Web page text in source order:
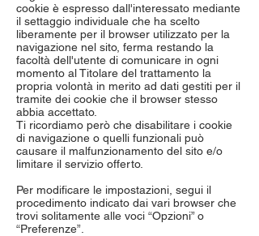
cookie è espresso dall'interessato mediante
il settaggio individuale che ha scelto
liberamente per il browser utilizzato per la
navigazione nel sito, ferma restando la
facoltà dell'utente di comunicare in ogni
momento al Titolare del trattamento la
propria volontà in merito ad dati gestiti per il
tramite dei cookie che il browser stesso
abbia accettato.
Ti ricordiamo però che disabilitare i cookie
di navigazione o quelli funzionali può
causare il malfunzionamento del sito e/o
limitare il servizio offerto.
Per modificare le impostazioni, segui il
procedimento indicato dai vari browser che
trovi solitamente alle voci “Opzioni” o
“Preferenze”.